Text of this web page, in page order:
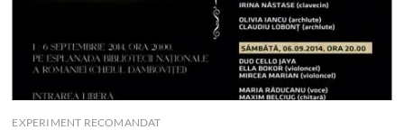
EXPERIMENT RECOMANDAT